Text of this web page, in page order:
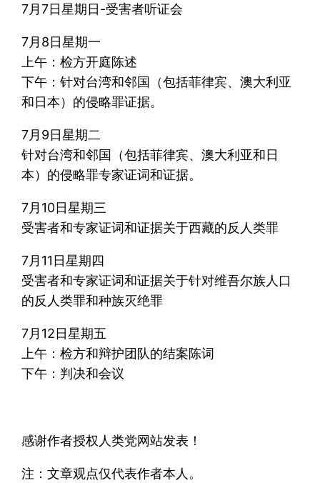
7月7日星期日-受害者听证会
7月8日星期一
上午：检方开庭陈述
下午：针对台湾和邻国（包括菲律宾、澳大利亚
和日本）的侵略罪证据。
7月9日星期二
针对台湾和邻国（包括菲律宾、澳大利亚和日
本）的侵略罪专家证词和证据。
7月10日星期三
受害者和专家证词和证据关于西藏的反人类罪
7月11日星期四
受害者和专家证词和证据关于针对维吾尔族人口
的反人类罪和种族灭绝罪
7月12日星期五
上午：检方和辩护团队的结案陈词
下午：判决和会议
感谢作者授权人类党网站发表！
注：文章观点仅代表作者本人。